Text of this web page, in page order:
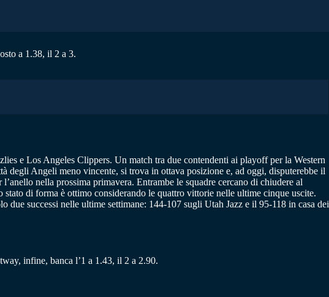
a 1.38, il 2 a 3.
e Los Angeles Clippers. Un match tra due contendenti ai playoff per la Western
degli Angeli meno vincente, si trova in ottava posizione e, ad oggi, disputerebbe il
nella prossima primavera. Entrambe le squadre cercano di chiudere al
di forma è ottimo considerando le quattro vittorie nelle ultime cinque uscite.
successi nelle ultime settimane: 144-107 sugli Utah Jazz e il 95-118 in casa dei
infine, banca l’1 a 1.43, il 2 a 2.90.